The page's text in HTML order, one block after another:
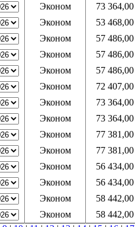
Эконом 73 364,00
Эконом 53 468,00
Эконом 57 486,00
Эконом 57 486,00
Эконом 57 486,00
Эконом 72 407,00
Эконом 73 364,00
Эконом 73 364,00
Эконом 77 381,00
Эконом 77 381,00
Эконом 56 434,00
Эконом 56 434,00
Эконом 58 442,00
Эконом 58 442,00